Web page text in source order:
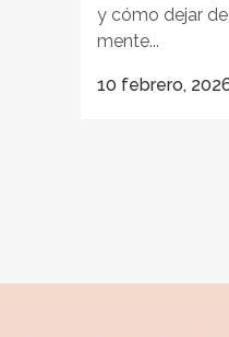
y cómo dejar
mente...
10 febrero,